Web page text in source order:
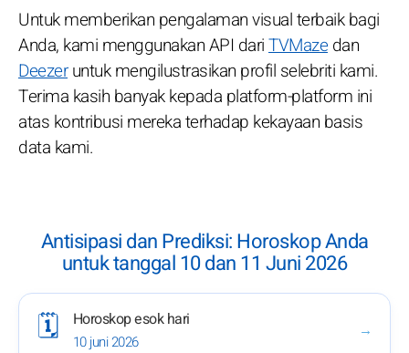
Untuk memberikan pengalaman visual terbaik bagi
Anda, kami menggunakan API dariTVMazedan
Deezeruntuk mengilustrasikan profil selebriti kami.
Terima kasih banyak kepada platform-platform ini
atas kontribusi mereka terhadap kekayaan basis
data kami.
Antisipasi dan Prediksi: Horoskop Anda
untuk tanggal 10 dan 11 Juni 2026
🗓️ Horoskop esok hari
10 juni 2026
→